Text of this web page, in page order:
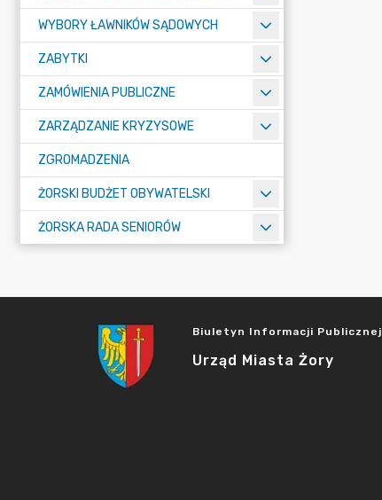
WYBORY ŁAWNIKÓW SĄDOWYCH
ZABYTKI
ZAMÓWIENIA PUBLICZNE
ZARZĄDZANIE KRYZYSOWE
ZGROMADZENIA
ŻORSKI BUDŻET OBYWATELSKI
ŻORSKA RADA SENIORÓW
Biuletyn Informacji Publicznej
Urząd Miasta Żory